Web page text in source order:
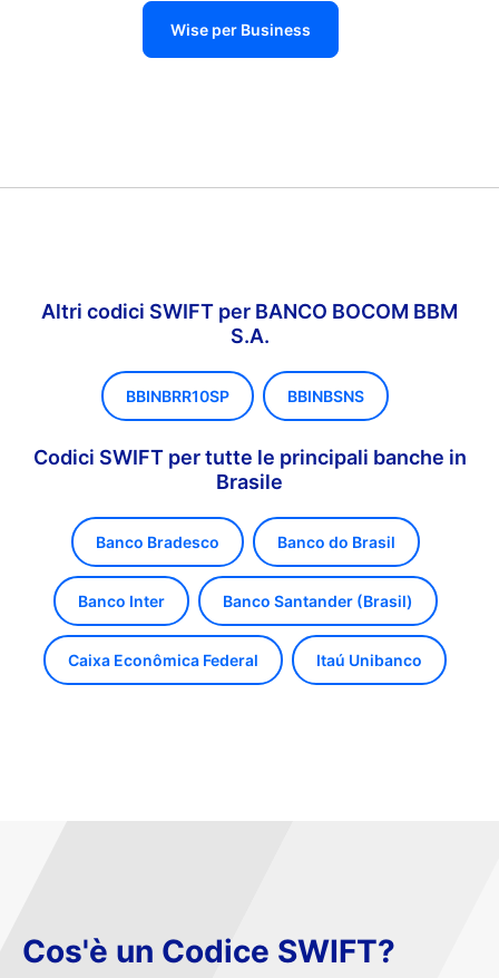
Wise per Business
Altri codici SWIFT per BANCO BOCOM BBM
S.A.
BBINBRR10SP BBINBSNS
Codici SWIFT per tutte le principali banche in
Brasile
Banco Bradesco Banco do Brasil
Banco Inter Banco Santander (Brasil)
Caixa Econômica Federal Itaú Unibanco
Cos'è un Codice SWIFT?